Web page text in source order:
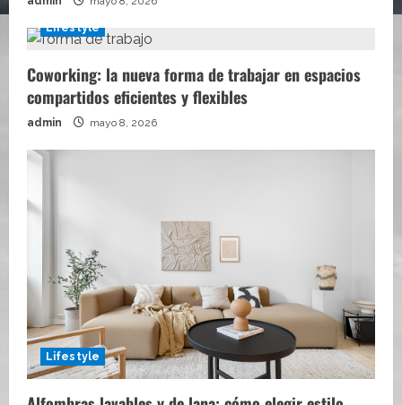
Lifestyle
Coworking: la nueva forma de trabajar en espacios
compartidos eficientes y flexibles
admin mayo 8, 2026
Lifestyle